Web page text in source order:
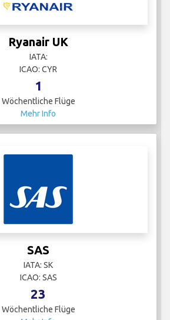
Ryanair UK
IATA:
ICAO: CYR
1
Wöchentliche Flüge
Mehr Info
SAS
IATA: SK
ICAO: SAS
23
Wöchentliche Flüge